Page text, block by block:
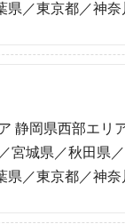
県／東京都／神
静岡県西部エリ
宮城県／秋田県
県／東京都／神